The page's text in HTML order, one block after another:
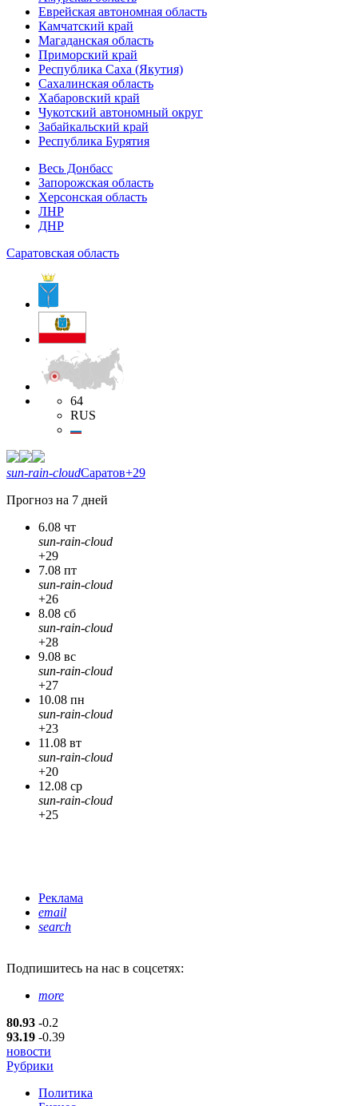
Еврейская автономная область
Камчатский край
Магаданская область
Приморский край
Республика Саха (Якутия)
Сахалинская область
Хабаровский край
Чукотский автономный округ
Забайкальский край
Республика Бурятия
Весь Донбасс
Запорожская область
Херсонская область
ЛНР
ДНР
Саратовская область
64
RUS
sun-rain-cloudСаратов+29
Прогноз на 7 дней
6.08 чт
sun-rain-cloud
+29
7.08 пт
sun-rain-cloud
+26
8.08 сб
sun-rain-cloud
+28
9.08 вс
sun-rain-cloud
+27
10.08 пн
sun-rain-cloud
+23
11.08 вт
sun-rain-cloud
+20
12.08 ср
sun-rain-cloud
+25
Реклама
email
search
Подпишитесь на нас в соцсетях:
more
80.93 -0.2
93.19 -0.39
новости
Рубрики
Политика